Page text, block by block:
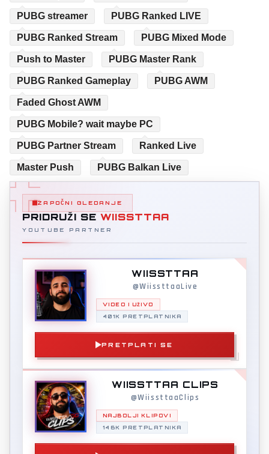
PUBG streamer PUBG Ranked LIVE
PUBG Ranked Stream PUBG Mixed Mode
Push to Master PUBG Master Rank
PUBG Ranked Gameplay PUBG AWM
Faded Ghost AWM
PUBG Mobile? wait maybe PC
PUBG Partner Stream Ranked Live
Master Push PUBG Balkan Live
ZAPOČNI GLEDANJE
PRIDRUŽI SE WIISSTTAA
YOUTUBE PARTNER
WIISSTTAA
@WiissttaaLive
VIDEO I UŽIVO
401K PRETPLATNIKA
PRETPLATI SE
WIISSTTAA CLIPS
@WiissttaaClips
NAJBOLJI KLIPOVI
146K PRETPLATNIKA